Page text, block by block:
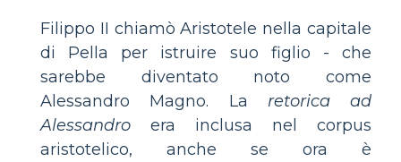
Filippo II chiamò Aristotele nella capitale
di Pella per istruire suo figlio - che
sarebbe diventato noto come
Alessandro Magno. La retorica ad
Alessandro era inclusa nel corpus
aristotelico, anche se ora è